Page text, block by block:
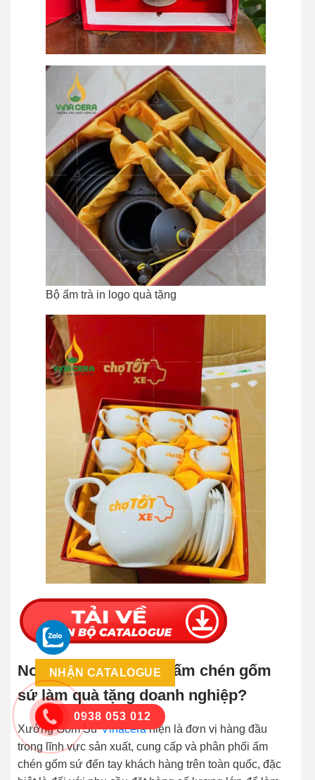
Bộ ấm trà in logo quà tặng
Nơi nào nên đặt mua ấm chén gốm
sứ làm quà tặng doanh nghiệp?
Xưởng Gốm SứVinacerahiện là đơn vị hàng đầu
trong lĩnh vực sản xuất, cung cấp và phân phối ấm
chén gốm sứ đến tay khách hàng trên toàn quốc, đặc
0938 053 012
NHẬN CATALOGUE